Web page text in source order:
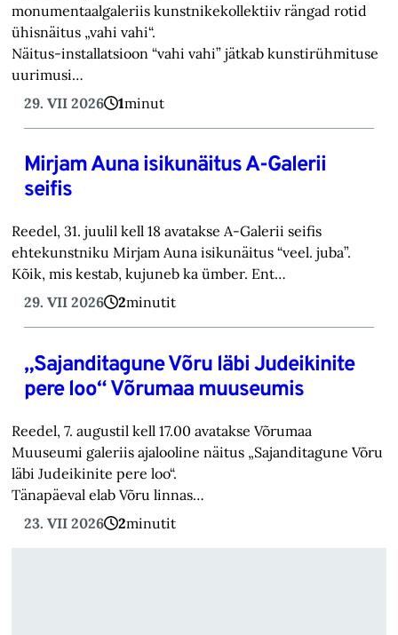
monumentaalgaleriis kunstnikekollektiiv rängad rotid
ühisnäitus „vahi vahi“.
Näitus-installatsioon “vahi vahi” jätkab kunstirühmituse
uurimusi…
29. VII 2026
1minut
Mirjam Auna isikunäitus A-Galerii
seifis
Reedel, 31. juulil kell 18 avatakse A-Galerii seifis
ehtekunstniku Mirjam Auna isikunäitus “veel. juba”.
Kõik, mis kestab, kujuneb ka ümber. Ent…
29. VII 2026
2minutit
„Sajanditagune Võru läbi Judeikinite
pere loo“ Võrumaa muuseumis
Reedel, 7. augustil kell 17.00 avatakse Võrumaa
Muuseumi galeriis ajalooline näitus „Sajanditagune Võru
läbi Judeikinite pere loo“.
Tänapäeval elab Võru linnas…
23. VII 2026
2minutit